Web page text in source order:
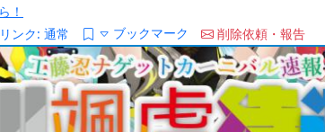
！
リンク: 通常 ブックマーク 削除依頼・報告